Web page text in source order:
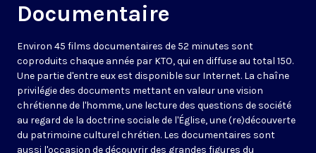
Documentaire
Environ 45 films documentaires de 52 minutes sont
coproduits chaque année par KTO, qui en diffuse au total 150.
Une partie d'entre eux est disponible sur Internet. La chaîne
privilégie des documents mettant en valeur une vision
chrétienne de l'homme, une lecture des questions de société
au regard de la doctrine sociale de l'Église, une (re)découverte
du patrimoine culturel chrétien. Les documentaires sont
aussi l'occasion de découvrir des grandes figures du